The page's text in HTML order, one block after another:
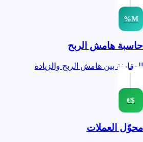
M%
حاسبة هامش الربح
المقارنة بين هامش الربح والزيادة
$€
محوّل العملات